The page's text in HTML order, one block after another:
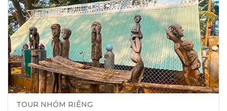
TOUR NHÓM RIÊNG